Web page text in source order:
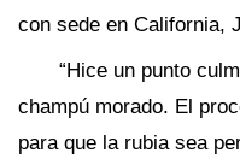
con sede en California,
“Hice un punto
champú morado. El
para que la rubia sea